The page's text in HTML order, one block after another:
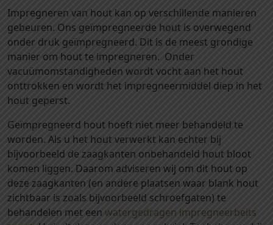
0
0
*
4
5
0
0
m
e
e
r
s
t
g
Impregneren van hout kan op verschillende manieren
gebeuren. Ons geïmpregneerde hout is overwegend
onder druk geïmpregneerd. Dit is de meest grondige
manier om hout te impregneren. Onder
vacuümomstandigheden wordt vocht aan het hout
onttrokken en wordt het impregneermiddel diep in het
hout geperst.
Geïmpregneerd hout hoeft niet meer behandeld te
worden. Als u het hout verwerkt kan echter bij
bijvoorbeeld de zaagkanten onbehandeld hout bloot
komen liggen. Daarom adviseren wij om dit hout op
deze zaagkanten (en andere plaatsen waar blank hout
zichtbaar is zoals bijvoorbeeld schroefgaten) te
behandelen met een watergedragen impregneerbeits